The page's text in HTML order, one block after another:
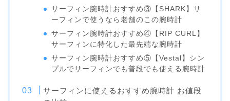
サーフィン腕時計おすすめ③【SHARK】サ
ーフィンで使うなら老舗のこの腕時計
サーフィン腕時計おすすめ④【RIP CURL】
サーフィンに特化した最先端な腕時計
サーフィン腕時計おすすめ⑤【Vestal】シン
プルでサーフィンでも普段でも使える腕時計
サーフィンに使えるおすすめ腕時計 お値段